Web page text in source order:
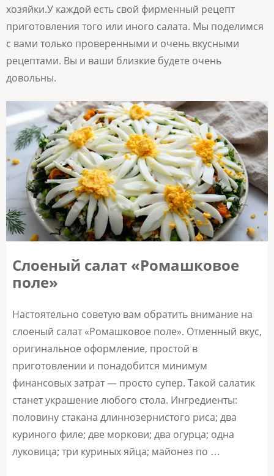
хозяйки.У каждой есть свой фирменный рецепт
приготовления того или иного салата. Мы поделимся
с вами только проверенными и очень вкусными
рецептами. Вы и ваши близкие будете очень
довольны.
Слоеный салат «Ромашковое
поле»
Настоятельно советую вам обратить внимание на
слоеный салат «Ромашковое поле». Отменный вкус,
оригинальное оформление, простой в
приготовлении и понадобится минимум
финансовых затрат — просто супер. Такой салатик
станет украшение любого стола. Ингредиенты:
половину стакана длиннозернистого риса; два
куриного филе; две моркови; два огурца; одна
луковица; три куриных яйца; майонез по …